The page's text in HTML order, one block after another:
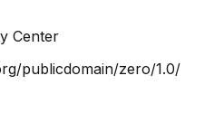
Center
publicdomain/zero/1.0/